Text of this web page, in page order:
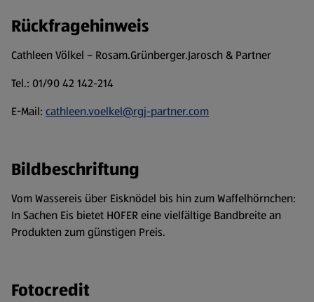
Rückfragehinweis
Cathleen Völkel – Rosam.Grünberger.Jarosch & Partner
Tel.: 01/90 42 142-214
E-Mail: cathleen.voelkel@rgj-partner.com
Bildbeschriftung
Vom Wassereis über Eisknödel bis hin zum Waffelhörnchen:
In Sachen Eis bietet HOFER eine vielfältige Bandbreite an
Produkten zum günstigen Preis.
Fotocredit